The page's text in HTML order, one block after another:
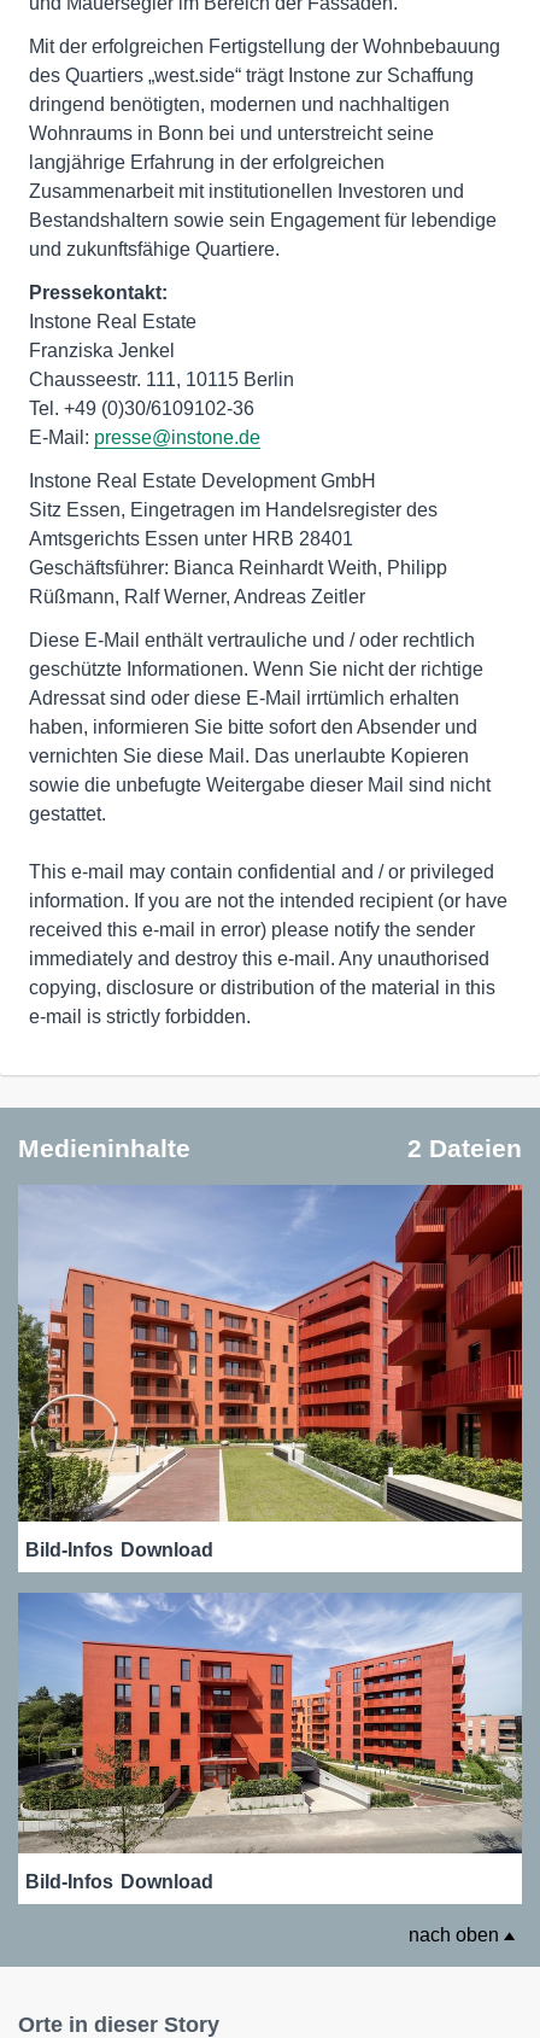
Mit der erfolgreichen Fertigstellung der Wohnbebauung
des Quartiers „west.side“ trägt Instone zur Schaffung
dringend benötigten, modernen und nachhaltigen
Wohnraums in Bonn bei und unterstreicht seine
langjährige Erfahrung in der erfolgreichen
Zusammenarbeit mit institutionellen Investoren und
Bestandshaltern sowie sein Engagement für lebendige
und zukunftsfähige Quartiere.
Pressekontakt:
Instone Real Estate
Franziska Jenkel
Chausseestr. 111, 10115 Berlin
Tel. +49 (0)30/6109102-36
E-Mail: presse@instone.de
Instone Real Estate Development GmbH
Sitz Essen, Eingetragen im Handelsregister des
Amtsgerichts Essen unter HRB 28401
Geschäftsführer: Bianca Reinhardt Weith, Philipp
Rüßmann, Ralf Werner, Andreas Zeitler
Diese E-Mail enthält vertrauliche und / oder rechtlich
geschützte Informationen. Wenn Sie nicht der richtige
Adressat sind oder diese E-Mail irrtümlich erhalten
haben, informieren Sie bitte sofort den Absender und
vernichten Sie diese Mail. Das unerlaubte Kopieren
sowie die unbefugte Weitergabe dieser Mail sind nicht
gestattet.
This e-mail may contain confidential and / or privileged
information. If you are not the intended recipient (or have
received this e-mail in error) please notify the sender
immediately and destroy this e-mail. Any unauthorised
copying, disclosure or distribution of the material in this
e-mail is strictly forbidden.
Medieninhalte 2 Dateien
Bild-Infos Download
Bild-Infos Download
nach oben
Orte in dieser Story